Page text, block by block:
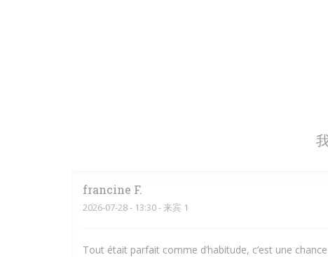
francine F
2026-07-28- 13:30 - 来宾 1
Tout était parfait comme d’habitude, c’est une